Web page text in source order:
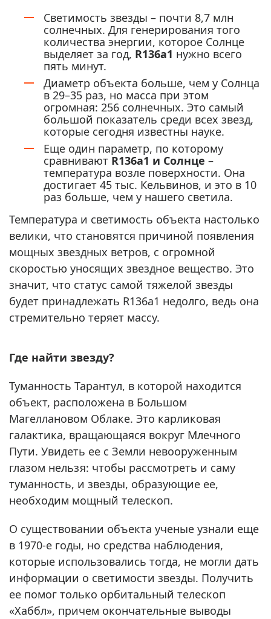
Светимость звезды – почти 8,7 млн
солнечных. Для генерирования того
количества энергии, которое Солнце
выделяет за год, R136a1 нужно всего
пять минут.
Диаметр объекта больше, чем у Солнца
в 29–35 раз, но масса при этом
огромная: 256 солнечных. Это самый
большой показатель среди всех звезд,
которые сегодня известны науке.
Еще один параметр, по которому
сравнивают R136a1 и Солнце –
температура возле поверхности. Она
достигает 45 тыс. Кельвинов, и это в 10
раз больше, чем у нашего светила.
Температура и светимость объекта настолько
велики, что становятся причиной появления
мощных звездных ветров, с огромной
скоростью уносящих звездное вещество. Это
значит, что статус самой тяжелой звезды
будет принадлежать R136a1 недолго, ведь она
стремительно теряет массу.
Где найти звезду?
Туманность Тарантул, в которой находится
объект, расположена в Большом
Магеллановом Облаке. Это карликовая
галактика, вращающаяся вокруг Млечного
Пути. Увидеть ее с Земли невооруженным
глазом нельзя: чтобы рассмотреть и саму
туманность, и звезды, образующие ее,
необходим мощный телескоп.
О существовании объекта ученые узнали еще
в 1970-е годы, но средства наблюдения,
которые использовались тогда, не могли дать
информации о светимости звезды. Получить
ее помог только орбитальный телескоп
«Хаббл», причем окончательные выводы